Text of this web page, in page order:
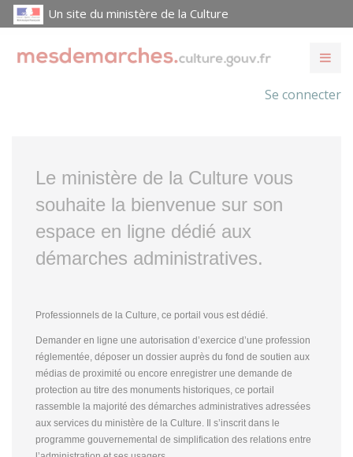
Un site du ministère de la Culture
Se connecter
Le ministère de la Culture vous
souhaite la bienvenue sur son
espace en ligne dédié aux
démarches administratives.
Professionnels de la Culture, ce portail vous est dédié.
Demander en ligne une autorisation d’exercice d’une profession
réglementée, déposer un dossier auprès du fond de soutien aux
médias de proximité ou encore enregistrer une demande de
protection au titre des monuments historiques, ce portail
rassemble la majorité des démarches administratives adressées
aux services du ministère de la Culture. Il s’inscrit dans le
programme gouvernemental de simplification des relations entre